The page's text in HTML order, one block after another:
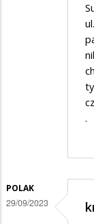
.
POLAK
29/09/2023